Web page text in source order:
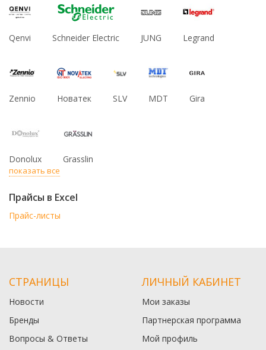
Qenvi Schneider Electric JUNG Legrand
Zennio Новатек SLV MDT Gira
Donolux Grasslin
показать все
Прайсы в Excel
Прайс-листы
СТРАНИЦЫ
Новости
Бренды
Вопросы & Ответы
ЛИЧНЫЙ КАБИНЕТ
Мои заказы
Партнерская программа
Мой профиль